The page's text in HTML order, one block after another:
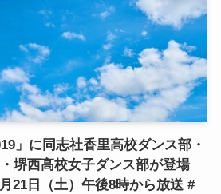
」に同志社香里高校ダンス部・
堺西高校女子ダンス部が登場
21日（土）午後8時から放送 #